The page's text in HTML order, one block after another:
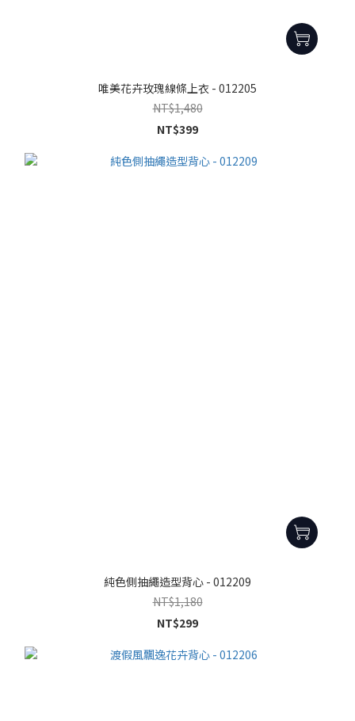
唯美花卉玫瑰線條上衣 - 012205
NT$1,480
NT$399
純色側抽繩造型背心 - 012209
NT$1,180
NT$299